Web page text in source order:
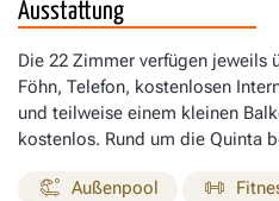
Ausstattung
Die 22 Zimmer verfügen jeweils
Föhn, Telefon, kostenlosen
und teilweise einem kleinen
kostenlos. Rund um die Quinta
Außenpool